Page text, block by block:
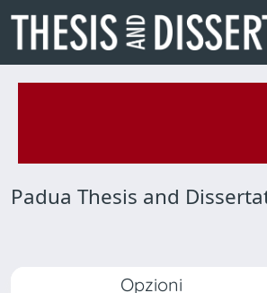
Padua Thesis and
Opzioni